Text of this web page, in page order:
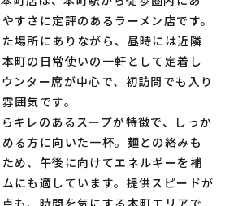
すさに定評のあるラーメン店です。
場所にありながら、昼時には近隣
町の日常使いの一軒として定着し
ンター席が中心で、初訪問でも入り
囲気です。
キレのあるスープが特徴で、しっか
る方に向いた一杯。麺との絡みも
め、午後に向けてエネルギーを補
にも適しています。提供スピードが
も、時間を気にする本町エリアで